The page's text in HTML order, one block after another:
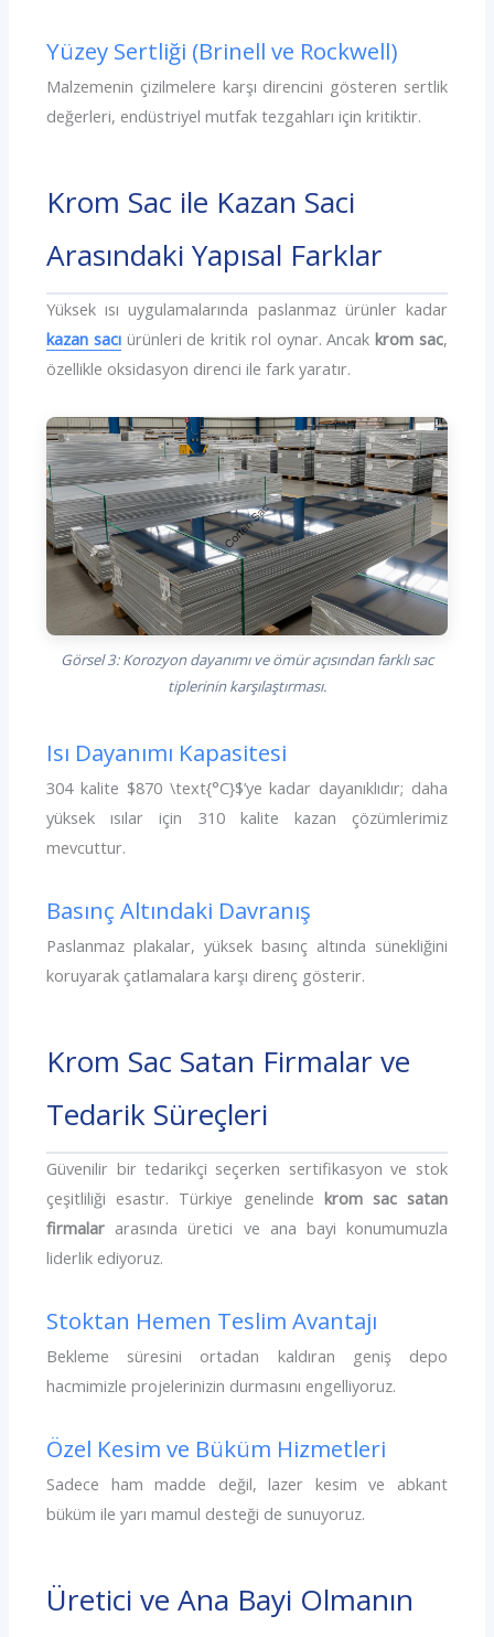
Yüzey Sertliği (Brinell ve Rockwell)
Malzemenin çizilmelere karşı direncini gösteren sertlik
değerleri, endüstriyel mutfak tezgahları için kritiktir.
Krom Sac ile Kazan Saci
Arasındaki Yapısal Farklar
Yüksek ısı uygulamalarında paslanmaz ürünler kadar
kazan sacı ürünleri de kritik rol oynar. Ancak krom sac,
özellikle oksidasyon direnci ile fark yaratır.
Görsel 3: Korozyon dayanımı ve ömür açısından farklı sac
tiplerinin karşılaştırması.
Isı Dayanımı Kapasitesi
304 kalite $870 \text{°C}$’ye kadar dayanıklıdır; daha
yüksek ısılar için 310 kalite kazan çözümlerimiz
mevcuttur.
Basınç Altındaki Davranış
Paslanmaz plakalar, yüksek basınç altında sünekliğini
koruyarak çatlamalara karşı direnç gösterir.
Krom Sac Satan Firmalar ve
Tedarik Süreçleri
Güvenilir bir tedarikçi seçerken sertifikasyon ve stok
çeşitliliği esastır. Türkiye genelinde krom sac satan
firmalar arasında üretici ve ana bayi konumumuzla
liderlik ediyoruz.
Stoktan Hemen Teslim Avantajı
Bekleme süresini ortadan kaldıran geniş depo
hacmimizle projelerinizin durmasını engelliyoruz.
Özel Kesim ve Büküm Hizmetleri
Sadece ham madde değil, lazer kesim ve abkant
büküm ile yarı mamul desteği de sunuyoruz.
Üretici ve Ana Bayi Olmanın